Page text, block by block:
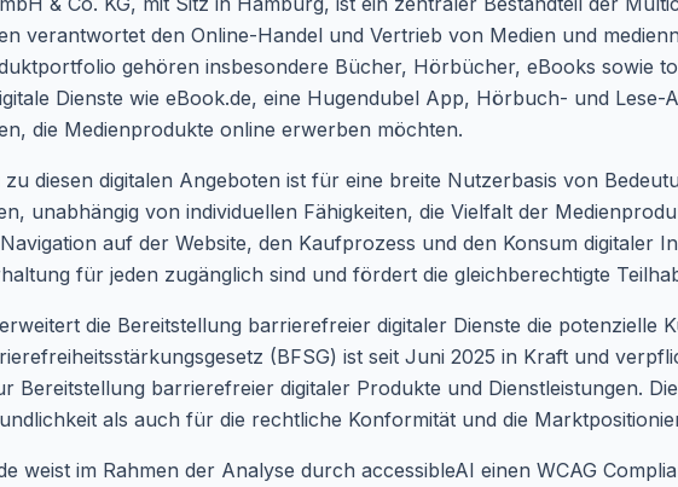
verantwortet den Online-Handel und Vertrieb von Medien und
gehören insbesondere Bücher, Hörbücher, eBooks sowie
Dienste wie eBook.de, eine Hugendubel App, Hörbuch- und Lese-
die Medienprodukte online erwerben möchten.
diesen digitalen Angeboten ist für eine breite Nutzerbasis von
unabhängig von individuellen Fähigkeiten, die Vielfalt der
auf der Website, den Kaufprozess und den Konsum digitaler
für jeden zugänglich sind und fördert die gleichberechtigte
die Bereitstellung barrierefreier digitaler Dienste die potenzielle
(BFSG) ist seit Juni 2025 in Kraft und
Bereitstellung barrierefreier digitaler Produkte und Dienstleistungen.
als auch für die rechtliche Konformität und die
weist im Rahmen der Analyse durch accessibleAI einen WCAG